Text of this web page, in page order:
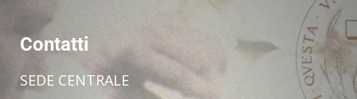
Contatti
SEDE CENTRALE